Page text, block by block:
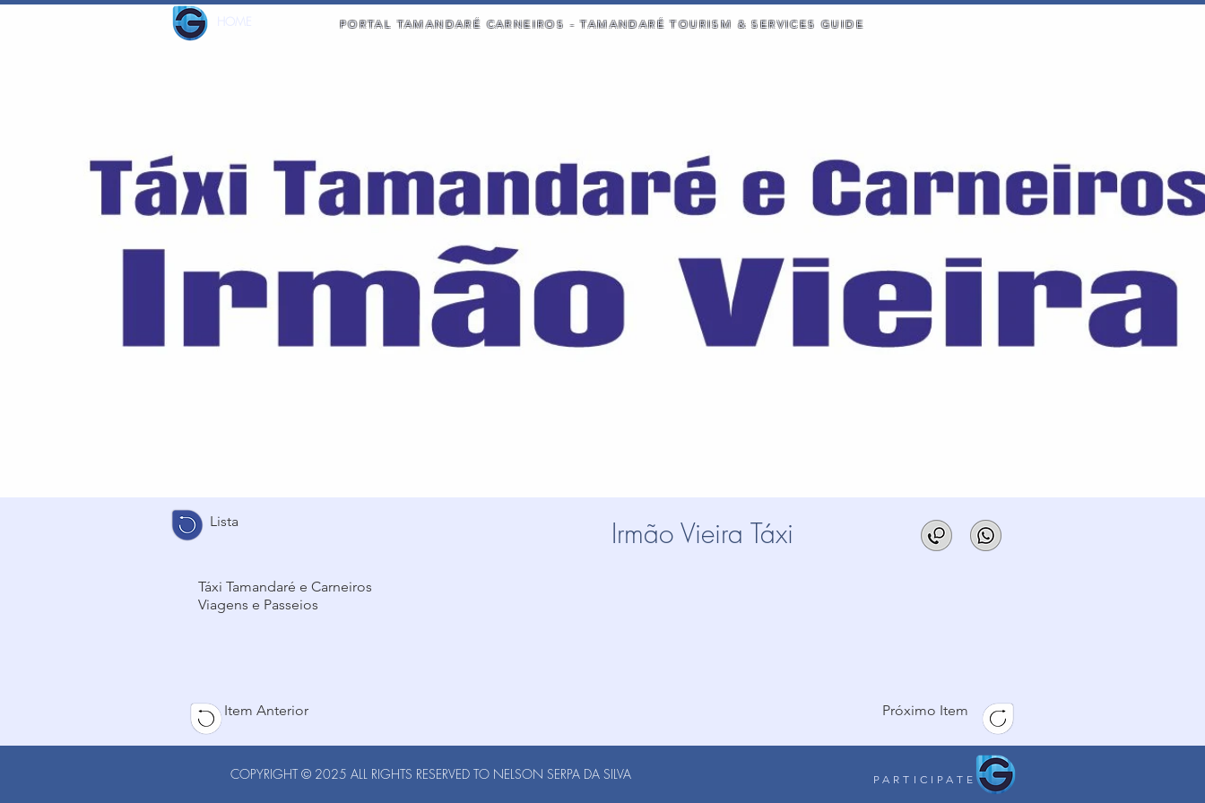
PORTAL TAMANDARÉ CARNEIROS - TAMANDARÉ TOURISM & SERVICES GUIDE
Lista Irmão Vieira Táxi
Táxi Tamandaré e Carneiros
Viagens e Passeios
Item Anterior Próximo Item
COPYRIGHT © 2025 ALL RIGHTS RESERVED TO NELSON SERPA DA SILVA PARTICIPATE